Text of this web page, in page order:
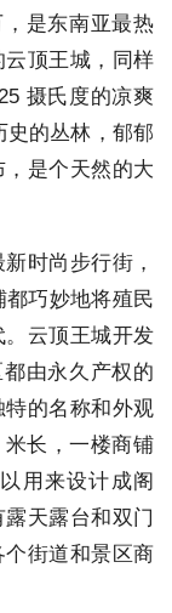
，是东南亚最热
顶王城，同样
摄氏度的凉爽
史的丛林，郁郁
是个天然的大
时尚步行街，
巧妙地将殖民
云顶王城开发
由永久产权的
的名称和外观
长，一楼商铺
用来设计成阁
天露台和双门
街道和景区商